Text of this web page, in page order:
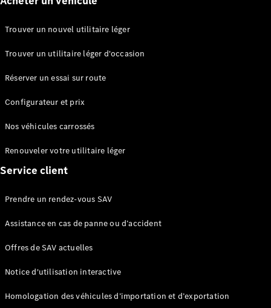
Contact
Trouver un nouvel utilitaire léger
Trouver un utilitaire léger d'occasion
Réserver un essai sur route
Configurateur et prix
Nos véhicules carrossés
Renouveler votre utilitaire léger
Service client
Prendre un rendez-vous SAV
Assistance en cas de panne ou d’accident
Offres de SAV actuelles
Notice d'utilisation interactive
Homologation des véhicules d’importation et d’exportation